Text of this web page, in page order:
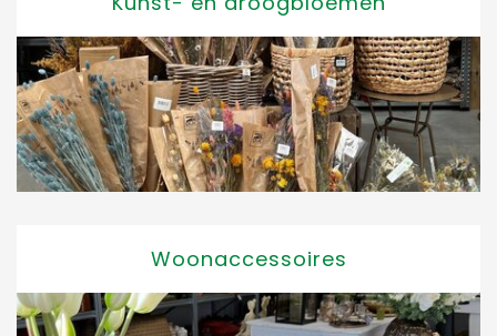
Woonaccessoires